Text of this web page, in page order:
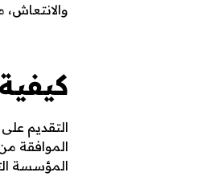
التقديم
الموافقة
المؤسسة